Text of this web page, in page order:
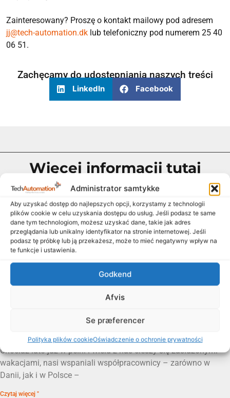
Administrator samtykke
Aby uzyskać dostęp do najlepszych opcji, korzystamy z technologii
plików cookie w celu uzyskania dostępu do usług. Jeśli podasz te same
dane tym technologiom, możesz uzyskać dane, takie jak adres
przeglądania lub unikalny identyfikator na stronie internetowej. Jeśli
podasz tę próbkę lub ją przekażesz, może to mieć negatywny wpływ na
te funkcje i ustawienia.
Godkend
Afvis
Se præferencer
Polityka plików cookieOświadczenie o ochronie prywatności
Zainteresowany? Proszę o kontakt mailowy pod adresem
jj@tech-automation.dk lub telefoniczny pod numerem 25 40
06 51.
Zachęcamy do udostępniania naszych treści
LinkedIn Facebook
Więcej informacji tutaj
Zbliża się lato, a tablice wychodzą na ulicę
Chociaż lato już w pełni i wielu z nas cieszy się zasłużonymi
wakacjami, nasi wspaniali współpracownicy – zarówno w
Danii, jak i w Polsce –
Czytaj więcej "